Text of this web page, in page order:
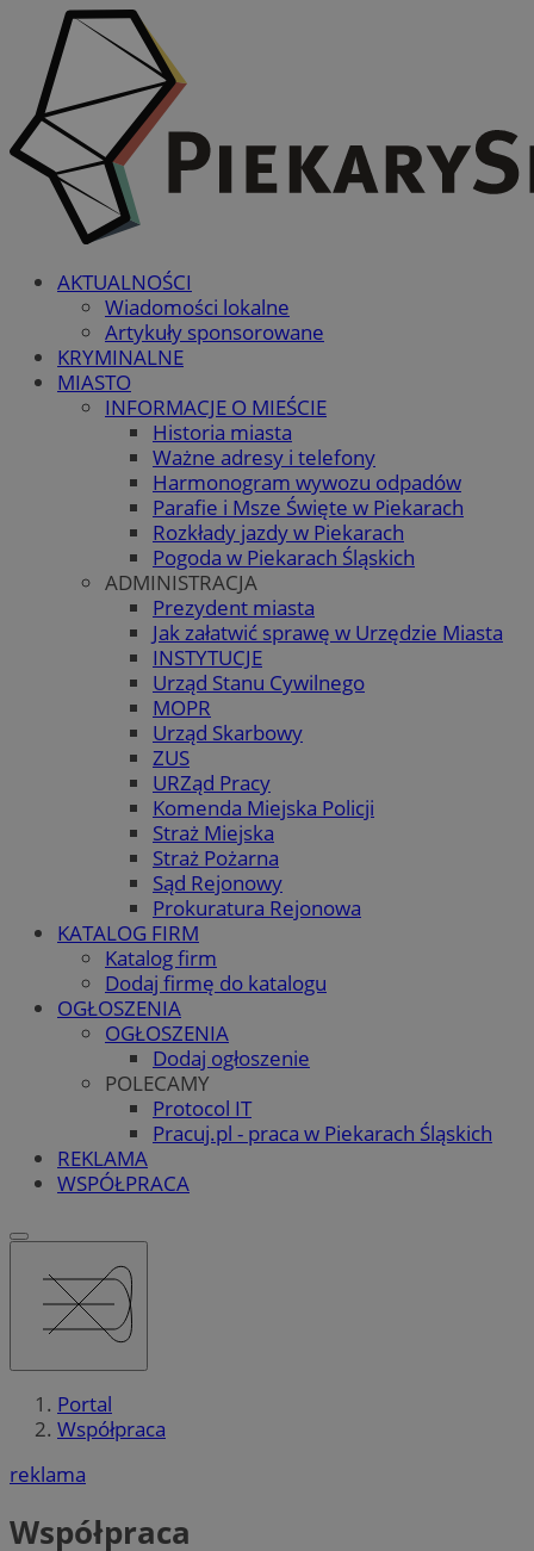
AKTUALNOŚCI
Wiadomości lokalne
Artykuły sponsorowane
KRYMINALNE
MIASTO
INFORMACJE O MIEŚCIE
Historia miasta
Ważne adresy i telefony
Harmonogram wywozu odpadów
Parafie i Msze Święte w Piekarach
Rozkłady jazdy w Piekarach
Pogoda w Piekarach Śląskich
ADMINISTRACJA
Prezydent miasta
Jak załatwić sprawę w Urzędzie Miasta
INSTYTUCJE
Urząd Stanu Cywilnego
MOPR
Urząd Skarbowy
ZUS
URZąd Pracy
Komenda Miejska Policji
Straż Miejska
Straż Pożarna
Sąd Rejonowy
Prokuratura Rejonowa
KATALOG FIRM
Katalog firm
Dodaj firmę do katalogu
OGŁOSZENIA
OGŁOSZENIA
Dodaj ogłoszenie
POLECAMY
Protocol IT
Pracuj.pl - praca w Piekarach Śląskich
REKLAMA
WSPÓŁPRACA
Portal
Współpraca
reklama
Współpraca